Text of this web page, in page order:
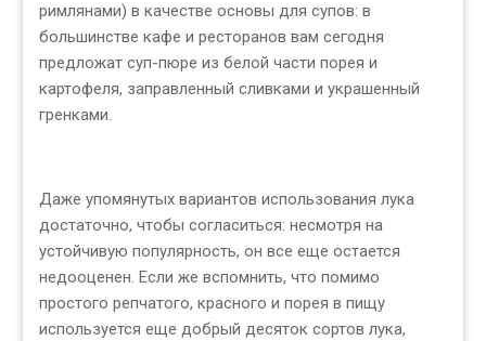
римлянами) в качестве основы для супов: в
большинстве кафе и ресторанов вам сегодня
предложат суп-пюре из белой части порея и
картофеля, заправленный сливками и украшенный
гренками.
Даже упомянутых вариантов использования лука
достаточно, чтобы согласиться: несмотря на
устойчивую популярность, он все еще остается
недооценен. Если же вспомнить, что помимо
простого репчатого, красного и порея в пищу
используется еще добрый десяток сортов лука,